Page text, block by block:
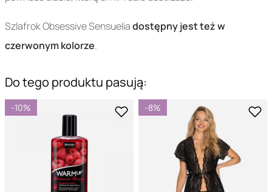
Szlafrok Obsessive Sensueliadostępny jest też w
czerwonym kolorze.
Do tego produktu pasują:
-10% -8%